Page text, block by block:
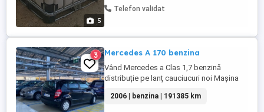
5
Telefon validat
3 Mercedes A 170 benzina
Vând Mercedes a Clas 1,7 benzină
distribuție pe lanț cauciucuri noi Mașina
nevastă-mea de nouă sau schimb cu
Volvo xc60 plătind eu diferența
2006 | benzina | 191385 km